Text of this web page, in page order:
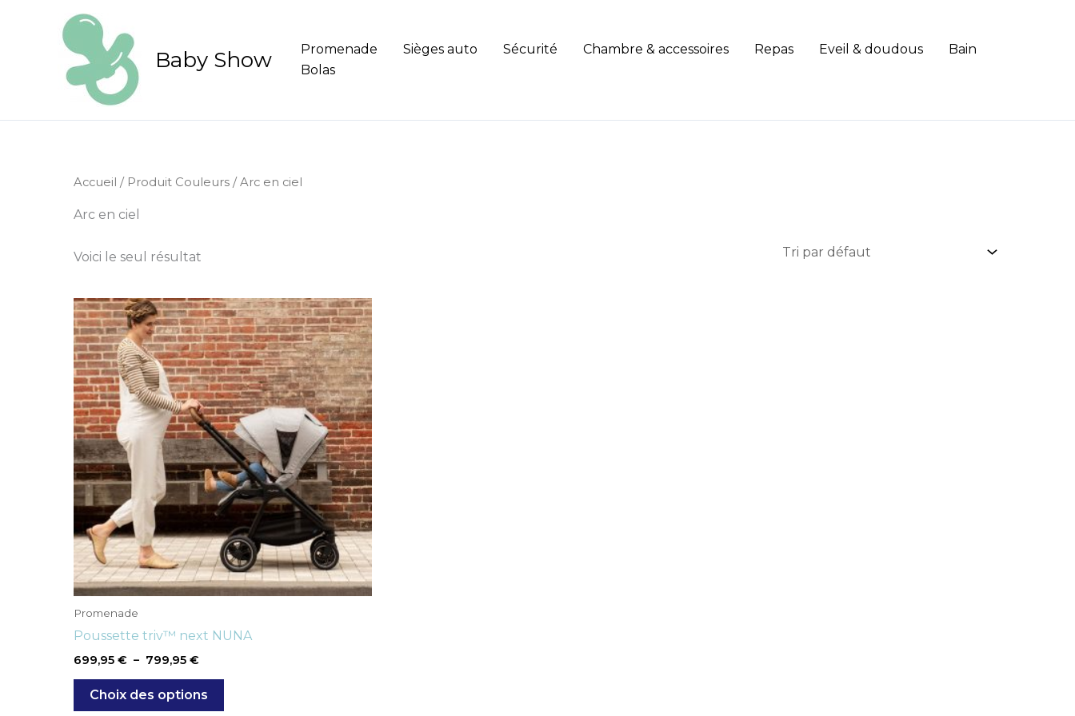
Baby Show Promenade Sièges auto Sécurité Chambre & accessoires Repas Eveil & doudous
Bain
Bolas
Accueil / Produit Couleurs / Arc en ciel
Arc en ciel
Voici le seul résultat
Promenade
Poussette triv™ next NUNA
699,95 € – 799,95 €
Plage
de
prix :
699,95 €
à
799,95 €
Choix des options
Ce
produit
a
plusieurs
variations.
Les
options
peuvent
être
choisies
sur
la
page
du
produit